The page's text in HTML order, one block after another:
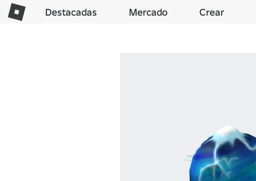
Destacadas Mercado Crear